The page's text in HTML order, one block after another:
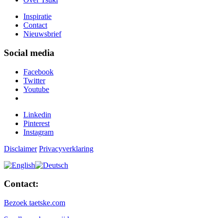
Inspiratie
Contact
Nieuwsbrief
Social media
Facebook
Twitter
Youtube
Linkedin
Pinterest
Instagram
Disclaimer Privacyverklaring
Contact:
Bezoek taetske.com